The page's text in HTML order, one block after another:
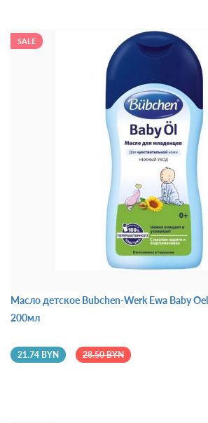
SALE
Масло детское Bubchen-Werk Ewa Baby
200мл
21.74 BYN 28.50 BYN